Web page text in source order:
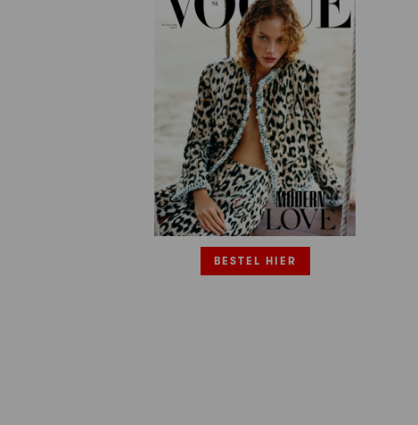
BESTEL HIER